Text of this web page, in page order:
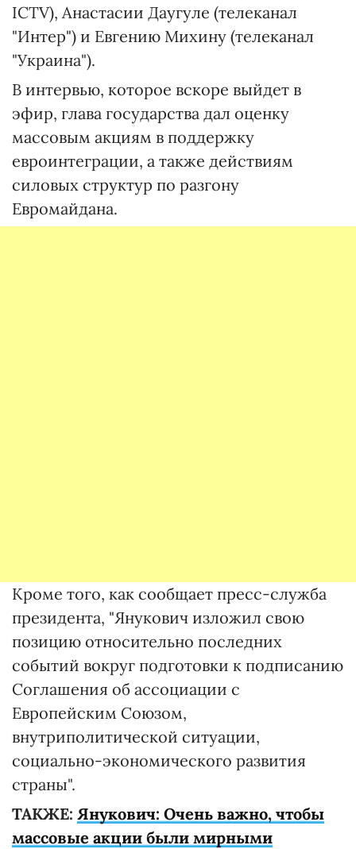
ICTV), Анастасии Даугуле (телеканал
"Интер") и Евгению Михину (телеканал
"Украина").
В интервью, которое вскоре выйдет в
эфир, глава государства дал оценку
массовым акциям в поддержку
евроинтеграции, а также действиям
силовых структур по разгону
Евромайдана.
Кроме того, как сообщает пресс-служба
президента, "Янукович изложил свою
позицию относительно последних
событий вокруг подготовки к подписанию
Соглашения об ассоциации с
Европейским Союзом,
внутриполитической ситуации,
социально-экономического развития
страны".
ТАКЖЕ: Янукович: Очень важно, чтобы
массовые акции были мирными